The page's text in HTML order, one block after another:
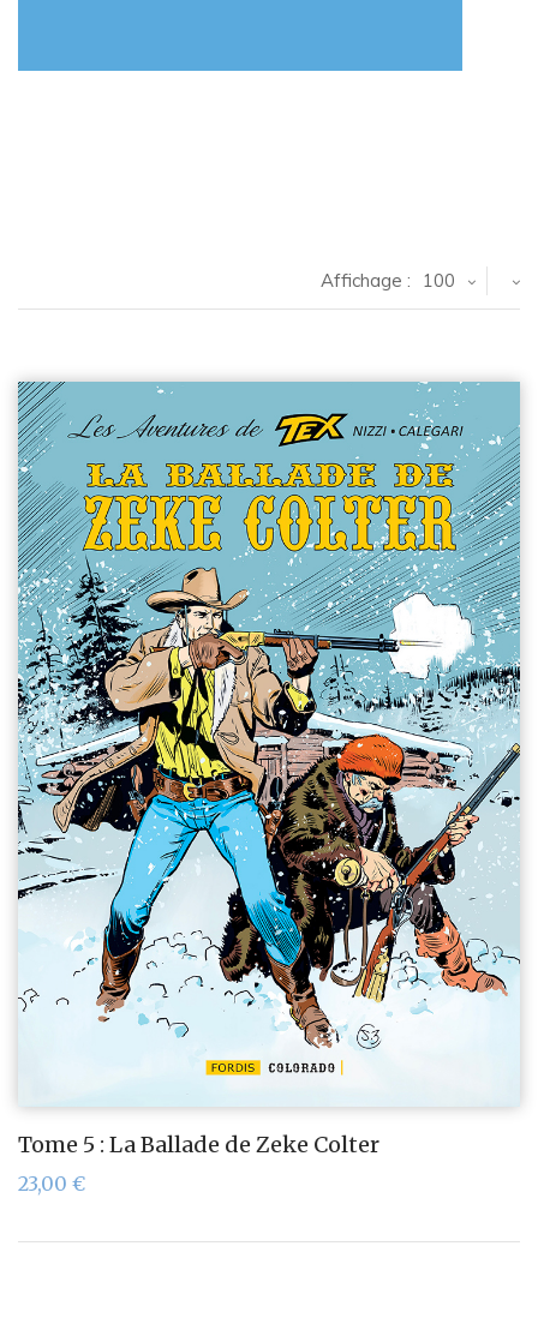
Affichage : 100
Tome 5 : La Ballade de Zeke Colter
23,00 €